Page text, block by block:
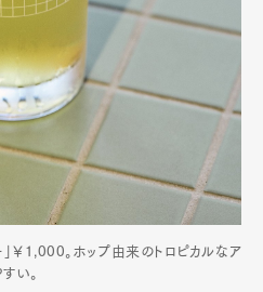
Fashion
Gourmet
Lifestyle
」￥1,000。ホップ由来のトロピカルなア
すい。